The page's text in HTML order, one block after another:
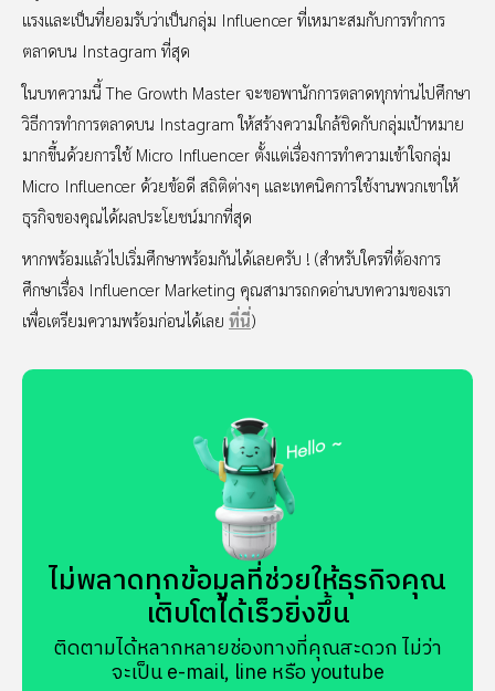
แรงและเป็นที่ยอมรับว่าเป็นกลุ่ม Influencer ที่เหมาะสมกับการทำการ
ตลาดบน Instagram ที่สุด
ในบทความนี้ The Growth Master จะขอพานักการตลาดทุกท่านไปศึกษา
วิธีการทำการตลาดบน Instagram ให้สร้างความใกล้ชิดกับกลุ่มเป้าหมาย
มากขึ้นด้วยการใช้ Micro Influencer ตั้งแต่เรื่องการทำความเข้าใจกลุ่ม
Micro Influencer ด้วยข้อดี สถิติต่างๆ และเทคนิคการใช้งานพวกเขาให้
ธุรกิจของคุณได้ผลประโยชน์มากที่สุด
หากพร้อมแล้วไปเริ่มศึกษาพร้อมกันได้เลยครับ ! (สำหรับใครที่ต้องการ
ศึกษาเรื่อง Influencer Marketing คุณสามารถกดอ่านบทความของเรา
เพื่อเตรียมความพร้อมก่อนได้เลย ที่นี่)
ไม่พลาดทุกข้อมูลที่ช่วยให้ธุรกิจคุณ
เติบโตได้เร็วยิ่งขึ้น
ติดตามได้หลากหลายช่องทางที่คุณสะดวก ไม่ว่า
จะเป็น e-mail, line หรือ youtube